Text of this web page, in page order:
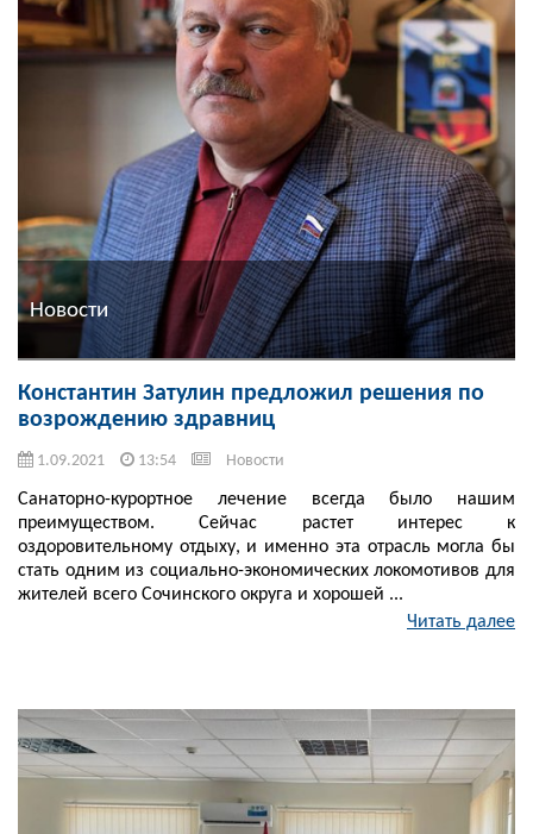
Новости
Константин Затулин предложил решения по
возрождению здравниц
1.09.2021 13:54 Новости
Санаторно-курортное лечение всегда было нашим
преимуществом. Сейчас растет интерес к
оздоровительному отдыху, и именно эта отрасль могла бы
стать одним из социально-экономических локомотивов для
жителей всего Сочинского округа и хорошей ...
Читать далее